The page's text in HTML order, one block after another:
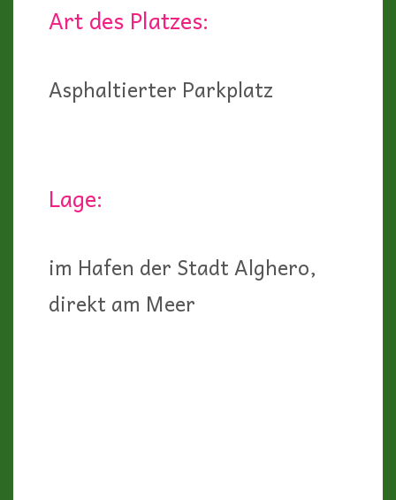
Art des Platzes:
Asphaltierter Parkplatz
Lage:
im Hafen der Stadt Alghero,
direkt am Meer